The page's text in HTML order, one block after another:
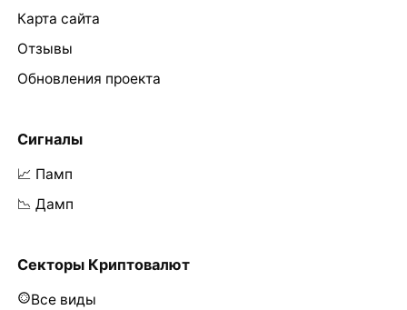
Карта сайта
Отзывы
Обновления проекта
Сигналы
📈 Памп
📉 Дамп
Секторы Криптовалют
Все виды